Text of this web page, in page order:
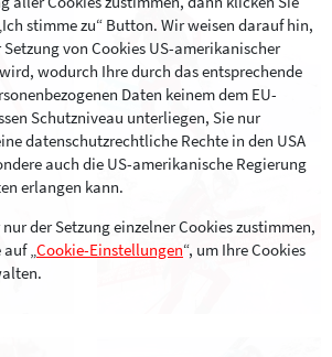
stimme zu“ Button. Wir weisen darauf hin,
von Cookies US-amerikanischer
wodurch Ihre durch das entsprechende
Daten keinem dem EU-
Schutzniveau unterliegen, Sie nur
datenschutzrechtliche Rechte in den USA
auch die US-amerikanische Regierung
erlangen kann.
der Setzung einzelner Cookies zustimmen,
„Cookie-Einstellungen“, um Ihre Cookies